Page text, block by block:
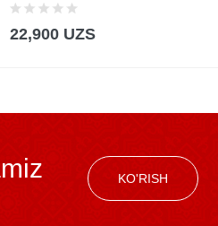
22,900 UZS
KO'RISH